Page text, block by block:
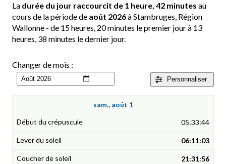
La durée du jour raccourcit de 1 heure, 42 minutes au
cours de la période de août 2026à Stambruges, Région
Wallonne - de 15 heures, 20 minutes le premier jour à 13
heures, 38 minutes le dernier jour.
Personnaliser
Changer de mois :
sam., août 1
05:33:44
06:11:03
21:31:56